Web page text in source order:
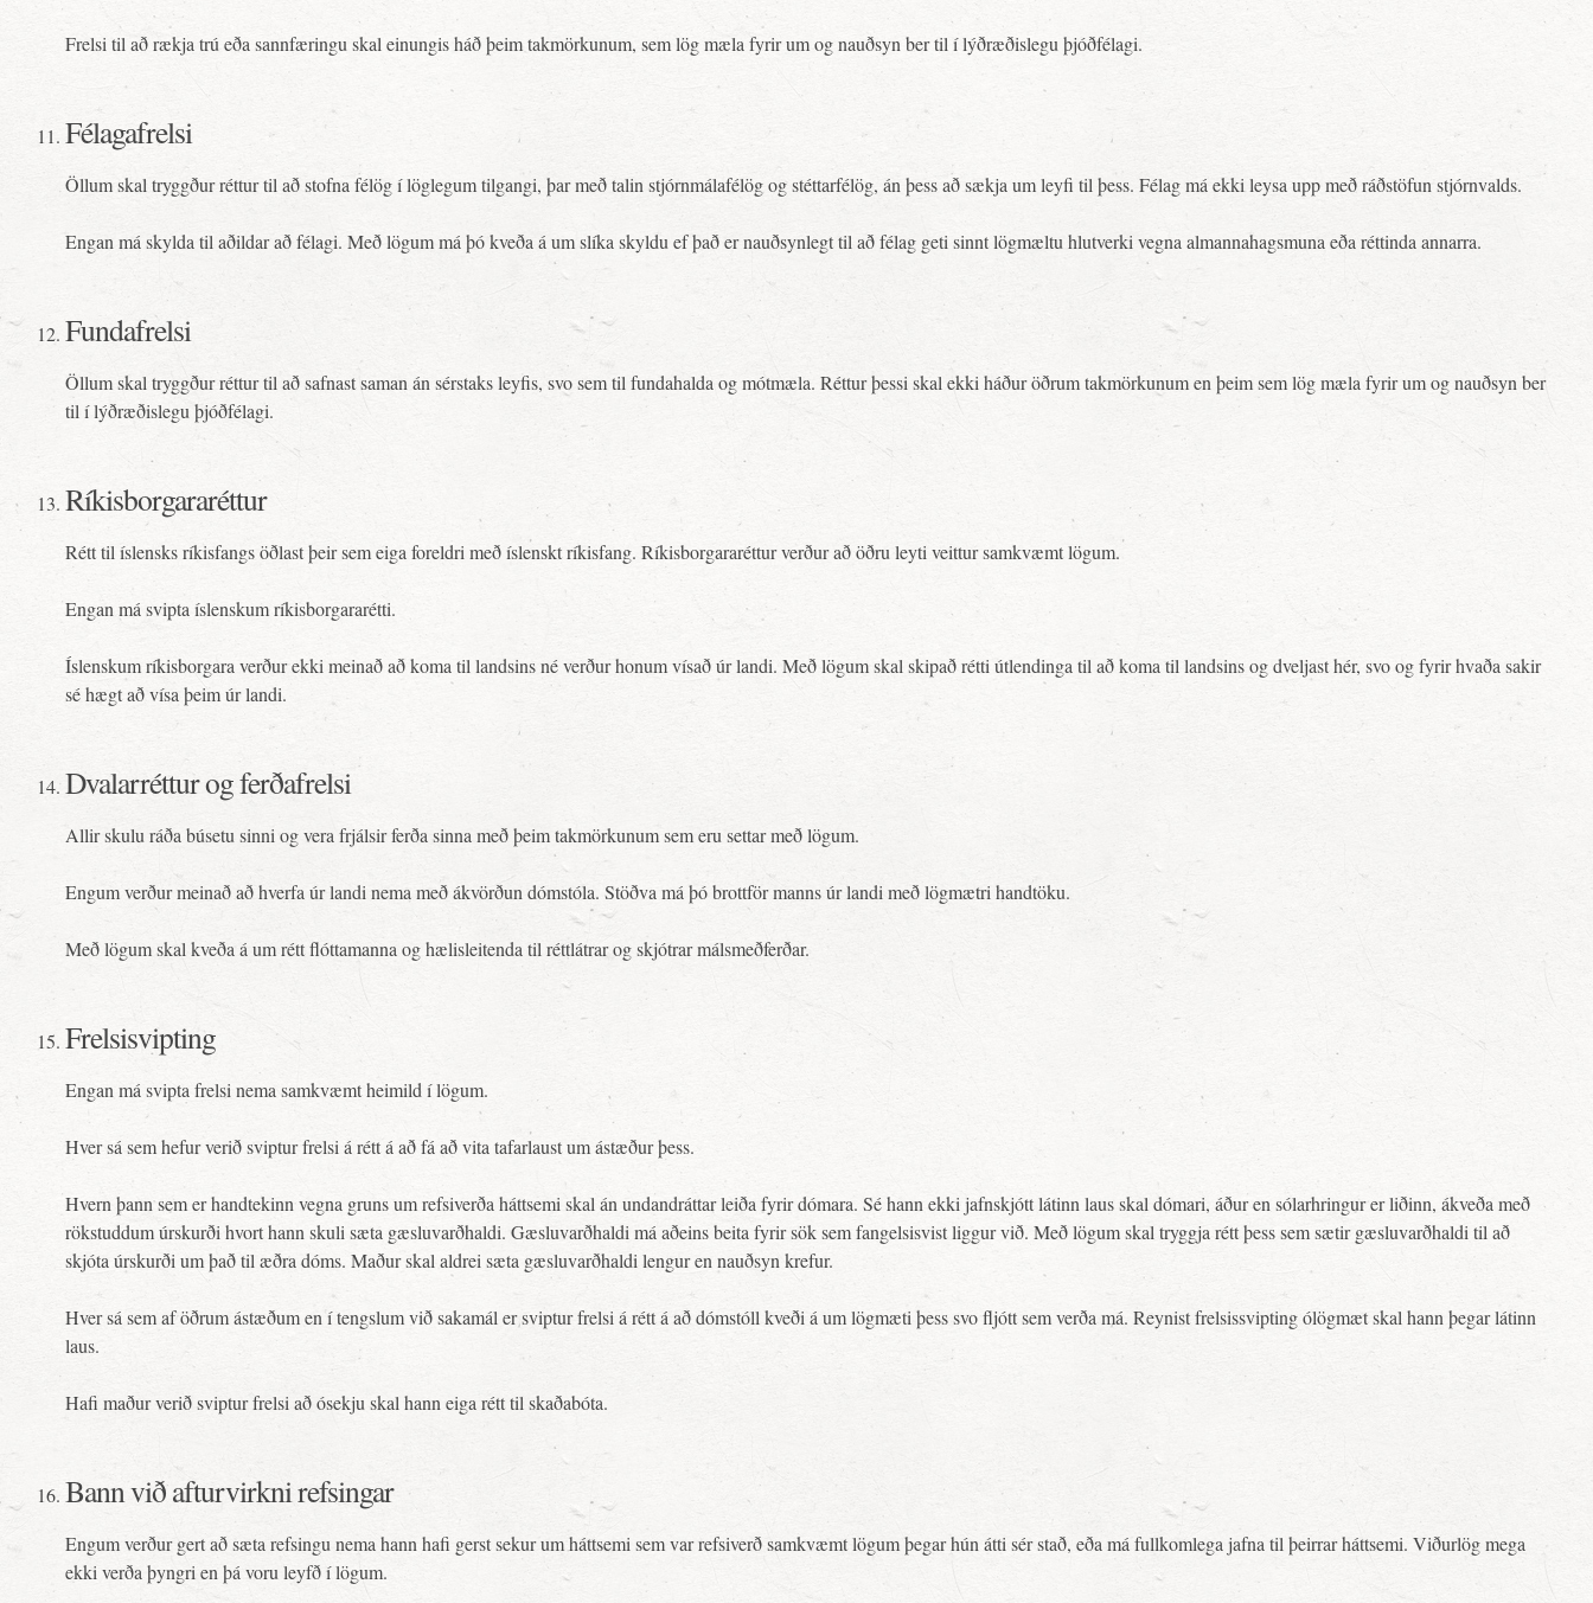
Frelsi til að rækja trú eða sannfæringu skal einungis háð þeim takmörkunum, sem lög mæla fyrir um og nauðsyn ber til í lýðræðislegu þjóðfélagi.
Félagafrelsi
Öllum skal tryggður réttur til að stofna félög í löglegum tilgangi, þar með talin stjórnmálafélög og stéttarfélög, án þess að sækja um leyfi til þess. Félag má ekki leysa upp með ráðstöfun stjórnvalds.
Engan má skylda til aðildar að félagi. Með lögum má þó kveða á um slíka skyldu ef það er nauðsynlegt til að félag geti sinnt lögmæltu hlutverki vegna almannahagsmuna eða réttinda annarra.
Fundafrelsi
Öllum skal tryggður réttur til að safnast saman án sérstaks leyfis, svo sem til fundahalda og mótmæla. Réttur þessi skal ekki háður öðrum takmörkunum en þeim sem lög mæla fyrir um og nauðsyn ber
til í lýðræðislegu þjóðfélagi.
Ríkisborgararéttur
Rétt til íslensks ríkisfangs öðlast þeir sem eiga foreldri með íslenskt ríkisfang. Ríkisborgararéttur verður að öðru leyti veittur samkvæmt lögum.
Engan má svipta íslenskum ríkisborgararétti.
Íslenskum ríkisborgara verður ekki meinað að koma til landsins né verður honum vísað úr landi. Með lögum skal skipað rétti útlendinga til að koma til landsins og dveljast hér, svo og fyrir hvaða sakir
sé hægt að vísa þeim úr landi.
Dvalarréttur og ferðafrelsi
Allir skulu ráða búsetu sinni og vera frjálsir ferða sinna með þeim takmörkunum sem eru settar með lögum.
Engum verður meinað að hverfa úr landi nema með ákvörðun dómstóla. Stöðva má þó brottför manns úr landi með lögmætri handtöku.
Með lögum skal kveða á um rétt flóttamanna og hælisleitenda til réttlátrar og skjótrar málsmeðferðar.
Frelsisvipting
Engan má svipta frelsi nema samkvæmt heimild í lögum.
Hver sá sem hefur verið sviptur frelsi á rétt á að fá að vita tafarlaust um ástæður þess.
Hvern þann sem er handtekinn vegna gruns um refsiverða háttsemi skal án undandráttar leiða fyrir dómara. Sé hann ekki jafnskjótt látinn laus skal dómari, áður en sólarhringur er liðinn, ákveða með
rökstuddum úrskurði hvort hann skuli sæta gæsluvarðhaldi. Gæsluvarðhaldi má aðeins beita fyrir sök sem fangelsisvist liggur við. Með lögum skal tryggja rétt þess sem sætir gæsluvarðhaldi til að
skjóta úrskurði um það til æðra dóms. Maður skal aldrei sæta gæsluvarðhaldi lengur en nauðsyn krefur.
Hver sá sem af öðrum ástæðum en í tengslum við sakamál er sviptur frelsi á rétt á að dómstóll kveði á um lögmæti þess svo fljótt sem verða má. Reynist frelsissvipting ólögmæt skal hann þegar látinn
laus.
Hafi maður verið sviptur frelsi að ósekju skal hann eiga rétt til skaðabóta.
Bann við afturvirkni refsingar
Engum verður gert að sæta refsingu nema hann hafi gerst sekur um háttsemi sem var refsiverð samkvæmt lögum þegar hún átti sér stað, eða má fullkomlega jafna til þeirrar háttsemi. Viðurlög mega
ekki verða þyngri en þá voru leyfð í lögum.